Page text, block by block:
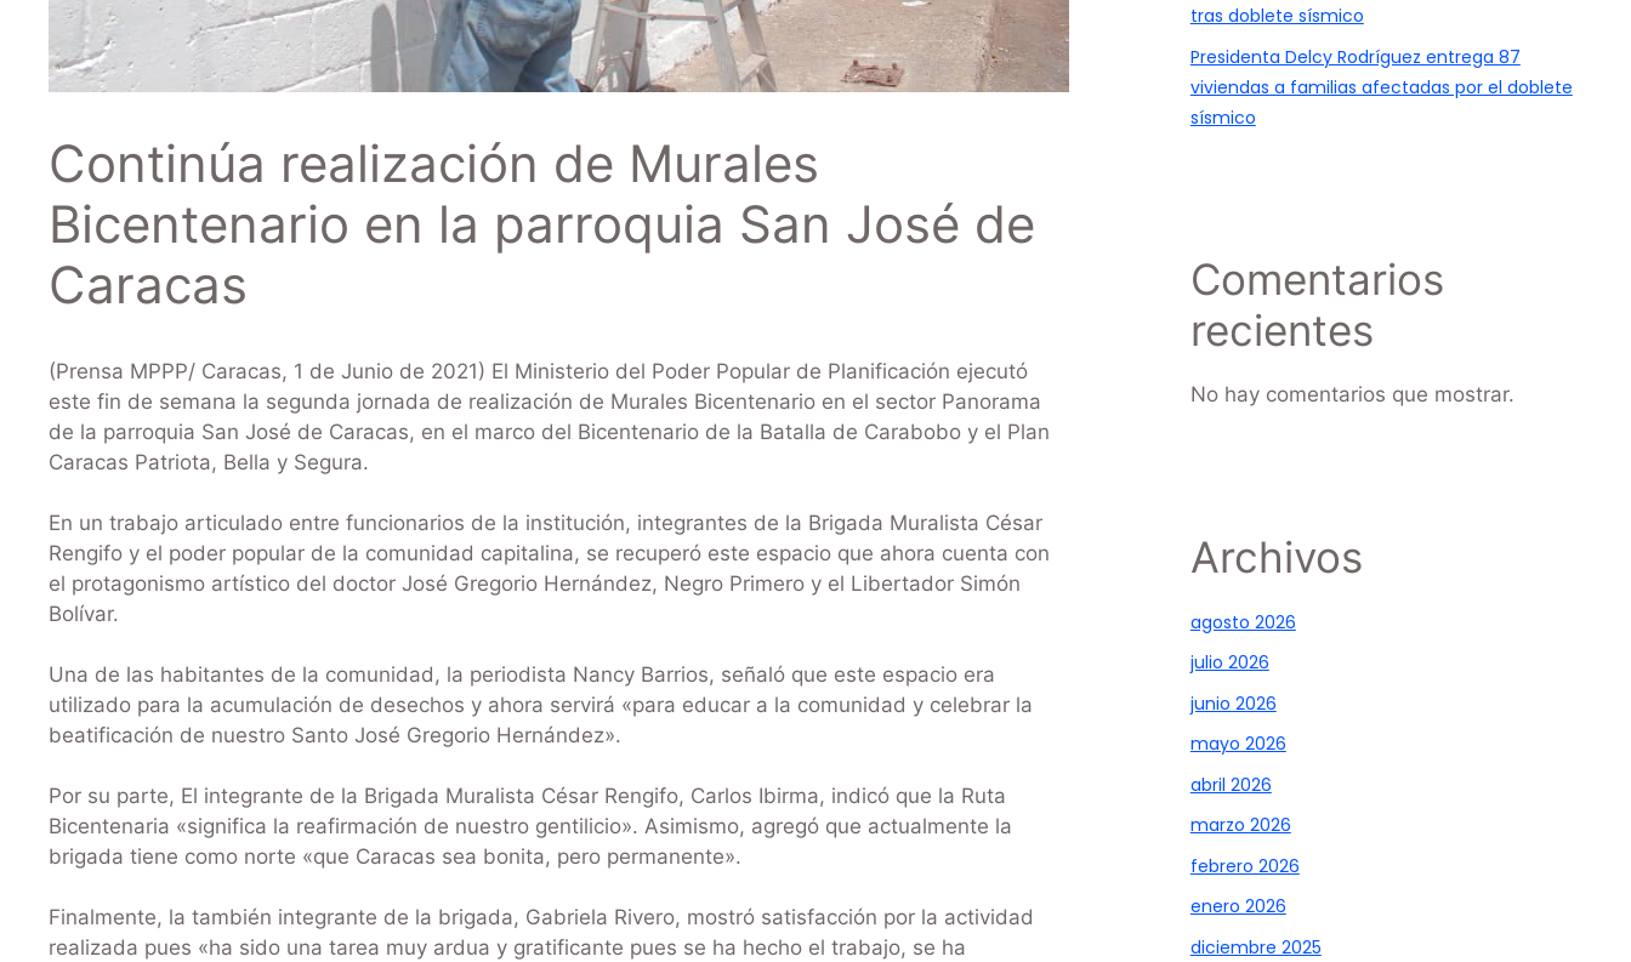
Continúa realización de Murales
Bicentenario en la parroquia San José de
Caracas
(Prensa MPPP/ Caracas, 1 de Junio de 2021) El Ministerio del Poder Popular de Planificación ejecutó
este fin de semana la segunda jornada de realización de Murales Bicentenario en el sector Panorama
de la parroquia San José de Caracas, en el marco del Bicentenario de la Batalla de Carabobo y el Plan
Caracas Patriota, Bella y Segura.
En un trabajo articulado entre funcionarios de la institución, integrantes de la Brigada Muralista César
Rengifo y el poder popular de la comunidad capitalina, se recuperó este espacio que ahora cuenta con
el protagonismo artístico del doctor José Gregorio Hernández, Negro Primero y el Libertador Simón
Bolívar.
Una de las habitantes de la comunidad, la periodista Nancy Barrios, señaló que este espacio era
utilizado para la acumulación de desechos y ahora servirá «para educar a la comunidad y celebrar la
beatificación de nuestro Santo José Gregorio Hernández».
Por su parte, El integrante de la Brigada Muralista César Rengifo, Carlos Ibirma, indicó que la Ruta
Bicentenaria «significa la reafirmación de nuestro gentilicio». Asimismo, agregó que actualmente la
brigada tiene como norte «que Caracas sea bonita, pero permanente».
Finalmente, la también integrante de la brigada, Gabriela Rivero, mostró satisfacción por la actividad
realizada pues «ha sido una tarea muy ardua y gratificante pues se ha hecho el trabajo, se ha
tras doblete sísmico
Presidenta Delcy Rodríguez entrega 87
viviendas a familias afectadas por el doblete
sísmico
Comentarios
recientes
No hay comentarios que mostrar.
Archivos
agosto 2026
julio 2026
junio 2026
mayo 2026
abril 2026
marzo 2026
febrero 2026
enero 2026
diciembre 2025